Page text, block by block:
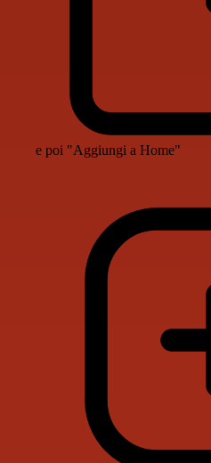
e poi "Aggiungi a Home"